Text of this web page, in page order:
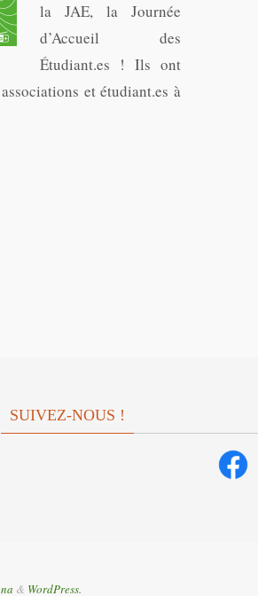
la JAE, la Journée
d’Accueil des
Étudiant.es ! Ils ont
et étudiant.es à
SUIVEZ-NOUS !
& WordPress.